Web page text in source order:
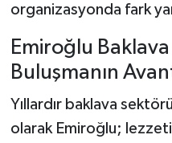
organizasyonda fark
Emiroğlu
Buluşmanın
Yıllardır baklava
olarak Emiroğlu;